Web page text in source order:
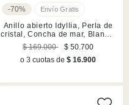
-70%
Anillo abierto Idyllia, Perla de
cristal, Concha de mar, Blanco,
Acabado en tono oro
$ 169.000
$ 50.700
o 3 cuotas de$ 16.900